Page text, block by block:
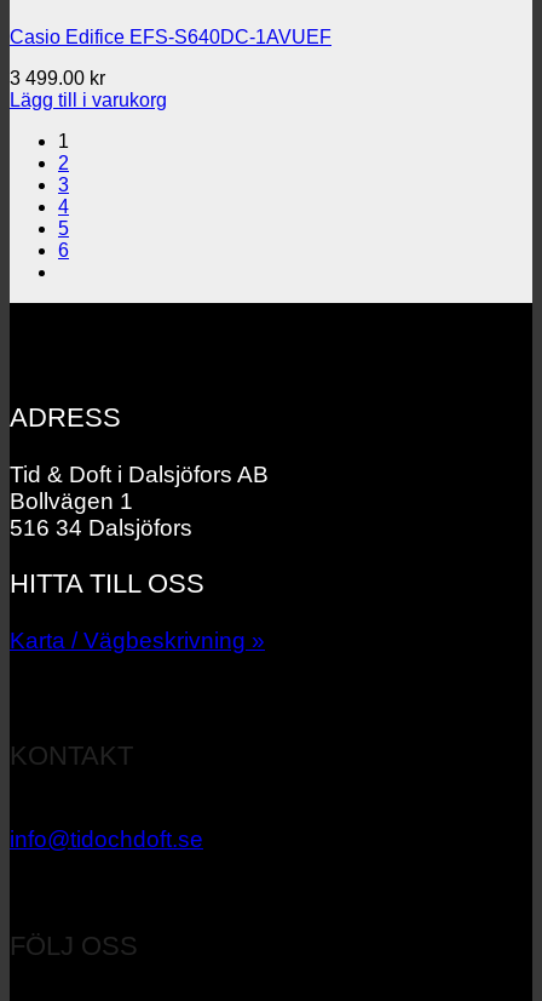
Casio Edifice EFS-S640DC-1AVUEF
3 499.00 kr
Lägg till i varukorg
1
2
3
4
5
6
ADRESS
Tid & Doft i Dalsjöfors AB
Bollvägen 1
516 34 Dalsjöfors
HITTA TILL OSS
Karta / Vägbeskrivning »
KONTAKT
info@tidochdoft.se
FÖLJ OSS